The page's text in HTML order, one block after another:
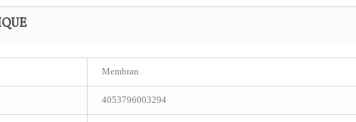
Membran
4053796003294